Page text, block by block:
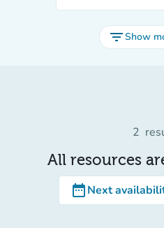
filter_listShow
2
All resources
date_rangeNext